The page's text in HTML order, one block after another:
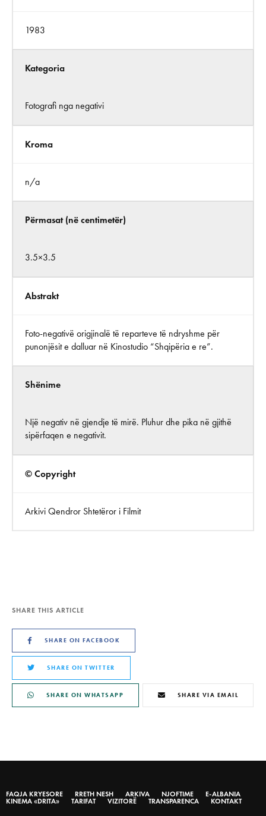
1983
Kategoria
Fotografi nga negativi
Kroma
n/a
Përmasat (në centimetër)
3.5×3.5
Abstrakt
Foto-negativë origjinalë të reparteve të ndryshme për
punonjësit e dalluar në Kinostudio “Shqipëria e re”.
Shënime
Një negativ në gjendje të mirë. Pluhur dhe pika në gjithë
sipërfaqen e negativit.
© Copyright
Arkivi Qendror Shtetëror i Filmit
SHARE THIS ARTICLE
SHARE ON FACEBOOK
SHARE ON TWITTER
SHARE ON WHATSAPP SHARE VIA EMAIL
FAQJA KRYESORE RRETH NESH ARKIVA NJOFTIME
E-ALBANIA
KINEMA «DRITA»
TARIFAT VIZITORË TRANSPARENCA KONTAKT